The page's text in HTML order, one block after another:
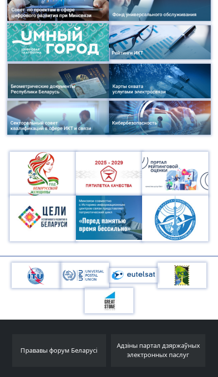
Прававы форум Беларусі
Адзіны партал дзяржаўных
электронных паслуг